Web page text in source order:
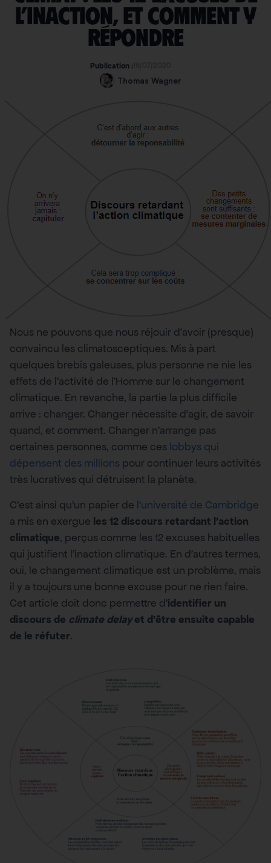
l’inaction, et comment y
répondre
Publication :
Thomas Wagner
Nous ne pouvons que nous réjouir d’avoir (presque)
convaincu les climatosceptiques. Mis à part
quelques brebis galeuses, plus personne ne nie les
effets de l’activité de l’Homme sur le changement
climatique. En revanche, la partie la plus difficile
arrive : changer. Changer nécessite d’agir, de savoir
quand, et comment. Changer n’arrange pas
certaines personnes, comme ces lobbys qui
dépensent des millions pour continuer leurs activités
très lucratives qui détruisent la planète.
C’est ainsi qu’un papier de l’université de Cambridge
a mis en exergue les 12 discours retardant l’action
climatique, perçus comme les 12 excuses habituelles
qui justifient l’inaction climatique. En d’autres termes,
oui, le changement climatique est un problème, mais
il y a toujours une bonne excuse pour ne rien faire.
Cet article doit donc permettre d’identifier un
discours de climate delayet d’être ensuite capable
de le réfuter.